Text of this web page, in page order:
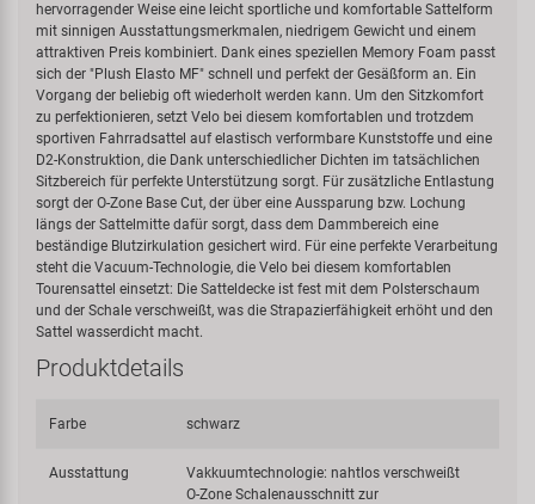
hervorragender Weise eine leicht sportliche und komfortable Sattelform
mit sinnigen Ausstattungsmerkmalen, niedrigem Gewicht und einem
attraktiven Preis kombiniert. Dank eines speziellen Memory Foam passt
sich der "Plush Elasto MF" schnell und perfekt der Gesäßform an. Ein
Vorgang der beliebig oft wiederholt werden kann. Um den Sitzkomfort
zu perfektionieren, setzt Velo bei diesem komfortablen und trotzdem
sportiven Fahrradsattel auf elastisch verformbare Kunststoffe und eine
D2-Konstruktion, die Dank unterschiedlicher Dichten im tatsächlichen
Sitzbereich für perfekte Unterstützung sorgt. Für zusätzliche Entlastung
sorgt der O-Zone Base Cut, der über eine Aussparung bzw. Lochung
längs der Sattelmitte dafür sorgt, dass dem Dammbereich eine
beständige Blutzirkulation gesichert wird. Für eine perfekte Verarbeitung
steht die Vacuum-Technologie, die Velo bei diesem komfortablen
Tourensattel einsetzt: Die Satteldecke ist fest mit dem Polsterschaum
und der Schale verschweißt, was die Strapazierfähigkeit erhöht und den
Sattel wasserdicht macht.
Produktdetails
Farbe schwarz
Ausstattung
Vakkuumtechnologie: nahtlos verschweißt
O-Zone Schalenausschnitt zur